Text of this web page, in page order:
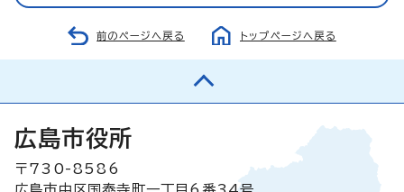
前のページへ戻る トップページへ戻る
広島市役所
〒730-8586
広島市中区国泰寺町一丁目6番34号